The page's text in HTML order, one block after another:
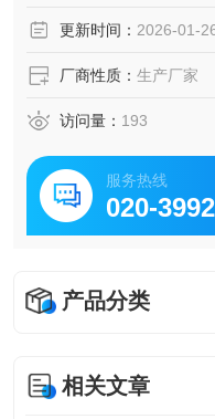
更新时间： 2026-01-
厂商性质： 生产厂家
访问量： 193
服务热线
020-
产品分类
相关文章